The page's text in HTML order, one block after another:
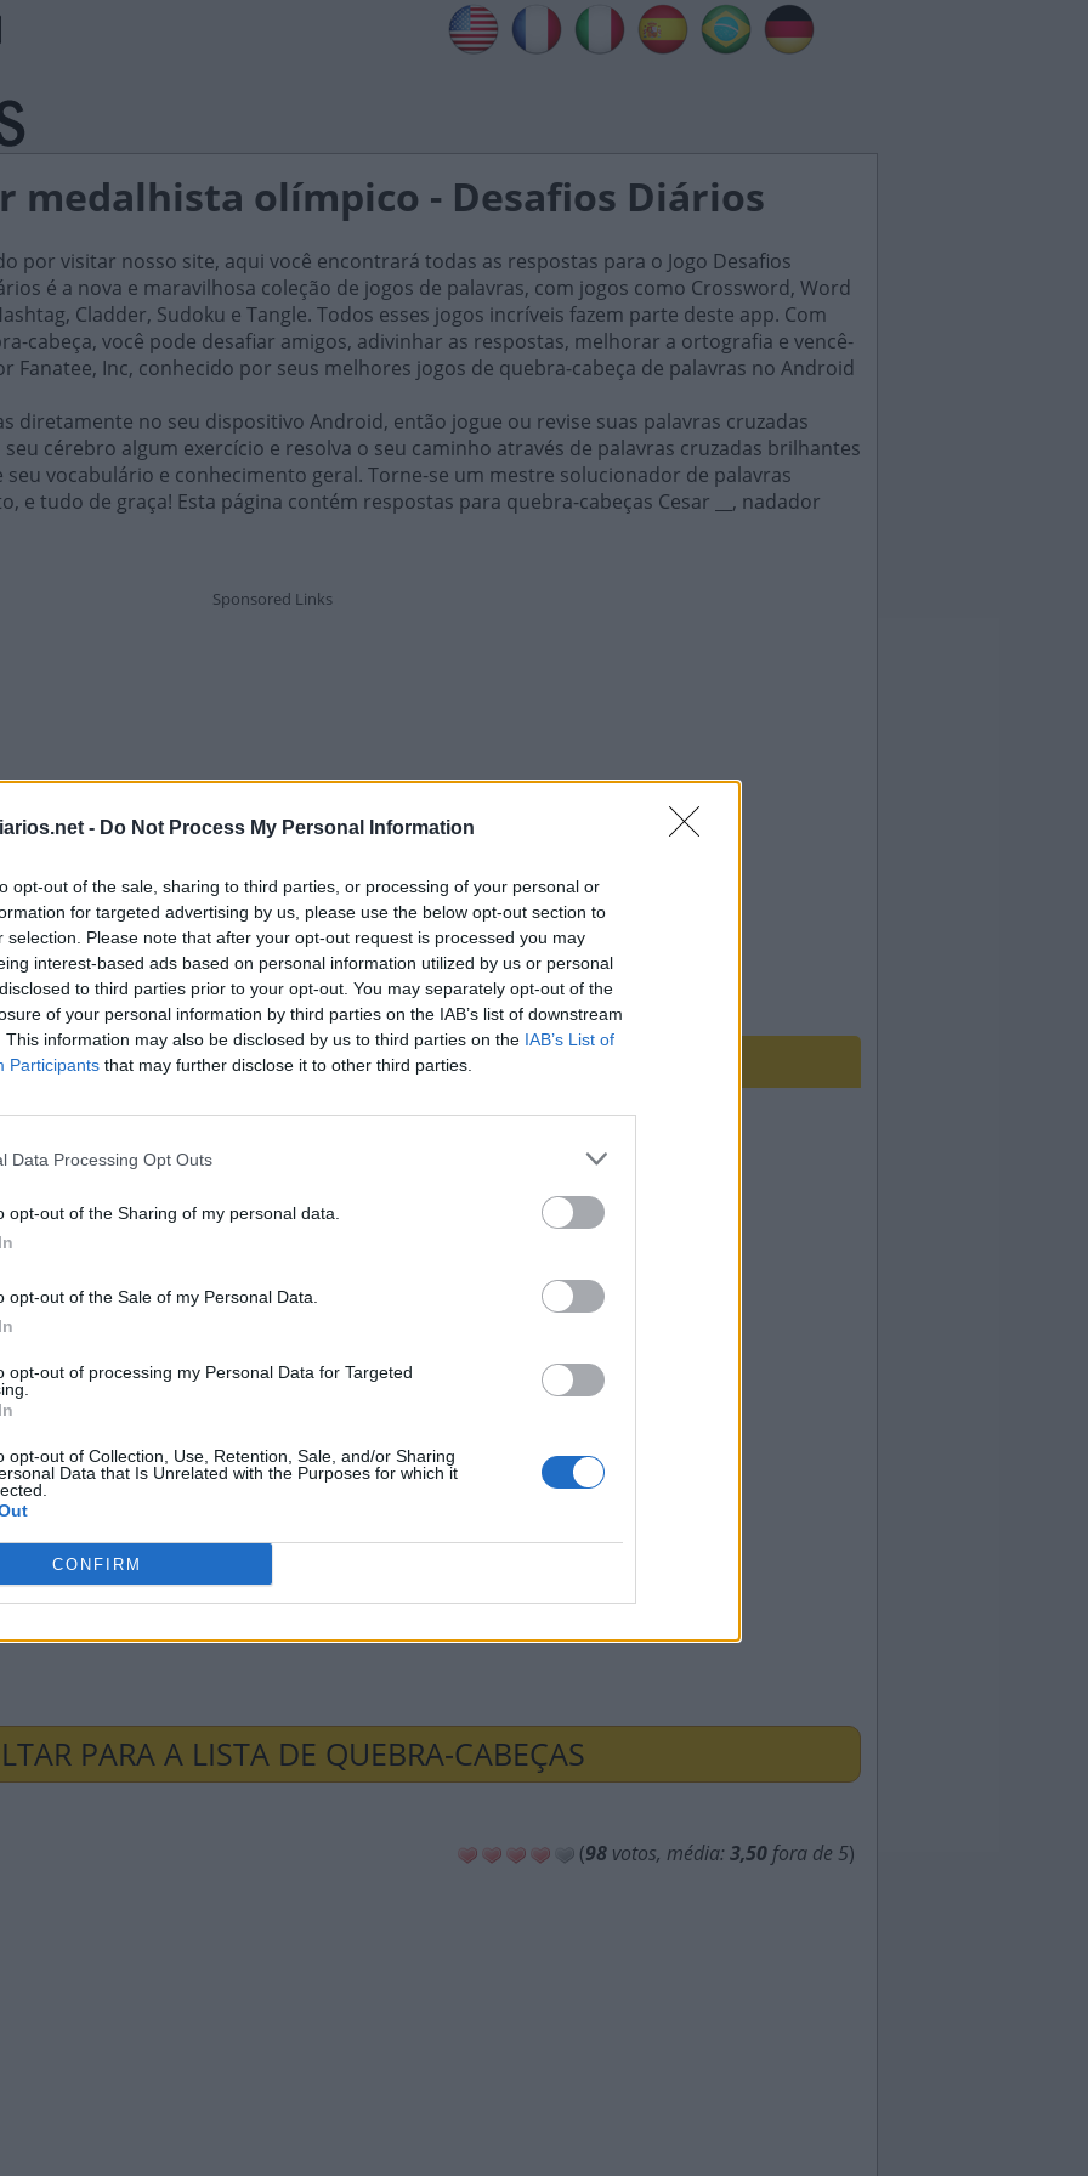
- Do Not Process My Personal Information
opt-out of the sale, sharing to third parties, or processing of your personal or
for targeted advertising by us, please use the below opt-out section to
selection. Please note that after your opt-out request is processed you may
interest-based ads based on personal information utilized by us or personal
to third parties prior to your opt-out. You may separately opt-out of the
of your personal information by third parties on the IAB’s list of downstream
This information may also be disclosed by us to third parties on the IAB’s List of
Participants that may further disclose it to other third parties.
Data Processing Opt Outs
opt-out of the Sharing of my personal data.
opt-out of the Sale of my Personal Data.
opt-out of processing my Personal Data for Targeted
opt-out of Collection, Use, Retention, Sale, and/or Sharing
Data that Is Unrelated with the Purposes for which it
CONFIRM
medalhista olímpico - Desafios Diários
por visitar nosso site, aqui você encontrará todas as respostas para o Jogo Desafios
é a nova e maravilhosa coleção de jogos de palavras, com jogos como Crossword, Word
Cladder, Sudoku e Tangle. Todos esses jogos incríveis fazem parte deste app. Com
cabeça, você pode desafiar amigos, adivinhar as respostas, melhorar a ortografia e vencê-
Fanatee, Inc, conhecido por seus melhores jogos de quebra-cabeça de palavras no Android
diretamente no seu dispositivo Android, então jogue ou revise suas palavras cruzadas
cérebro algum exercício e resolva o seu caminho através de palavras cruzadas brilhantes
vocabulário e conhecimento geral. Torne-se um mestre solucionador de palavras
e tudo de graça! Esta página contém respostas para quebra-cabeças Cesar __, nadador
__, nadador medalhista olímpico
cabeça:
científica
James Bond
de Tiradentes
ser derrubados
Guardiola
dura
PARA A LISTA DE QUEBRA-CABEÇAS
(98 votos, média: 3,50 fora de 5)